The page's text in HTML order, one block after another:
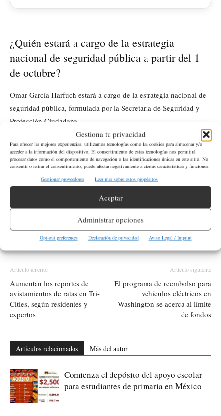
Gestiona tu privacidad
Para ofrecer las mejores experiencias, utilizamos tecnologías como las cookies para almacenar y/o
acceder a la información del dispositivo. El consentimiento de estas tecnologías nos permitirá
procesar datos como el comportamiento de navegación o las identificaciones únicas en este sitio. No
consentir o retirar el consentimiento, puede afectar negativamente a ciertas características y funciones.
Gestionar proveedores
Leer más sobre estos propósitos
Aceptar
Administrar opciones
Opt-out preferences Declaración de privacidad Aviso Legal / Imprint
¿Quién estará a cargo de la estrategia
nacional de seguridad pública a partir del 1
de octubre?
Omar García Harfuch estará a cargo de la estrategia nacional de
seguridad pública, formulada por la Secretaría de Seguridad y
Protección Ciudadana.
¿Qué ocurrirá con el personal de la extinta
Policía Federal?
El personal de la extinta Policía Federal será transferido a la
Secretaría de Seguridad Pública, conservando sus derechos
laborales.
ETIQUETAS AMLO México Senado
Artículo anterior
Aumentan los reportes de
avistamientos de ratas en Tri-
Cities, según residentes y
expertos
Artículo siguiente
El programa de reembolso para
vehículos eléctricos en
Washington se acerca al límite
de fondos
Artículos relacionados Más del autor
Comienza el depósito del apoyo escolar
para estudiantes de primaria en México